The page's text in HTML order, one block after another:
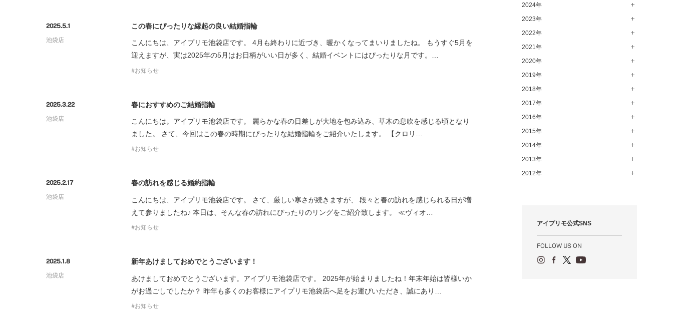
2025.5.1
池袋店
この春にぴったりな縁起の良い結婚指輪
こんにちは、アイプリモ池袋店です。 4月も終わりに近づき、暖かくなってまいりましたね。 もうすぐ5月を
迎えますが、実は2025年の5月はお日柄がいい日が多く、結婚イベントにはぴったりな月です。…
お知らせ
2025.3.22
池袋店
春におすすめのご結婚指輪
こんにちは。アイプリモ池袋店です。 麗らかな春の日差しが大地を包み込み、草木の息吹を感じる頃となり
ました。 さて、今回はこの春の時期にぴったりな結婚指輪をご紹介いたします。 【クロリ…
お知らせ
2025.2.17
池袋店
春の訪れを感じる婚約指輪
こんにちは、アイプリモ池袋店です。 さて、厳しい寒さが続きますが、 段々と春の訪れを感じられる日が増
えて参りましたね♪ 本日は、そんな春の訪れにぴったりのリングをご紹介致します。 ≪ヴィオ…
お知らせ
2025.1.8
池袋店
新年あけましておめでとうございます！
あけましておめでとうございます。アイプリモ池袋店です。 2025年が始まりましたね！年末年始は皆様いか
がお過ごしでしたか？ 昨年も多くのお客様にアイプリモ池袋店へ足をお運びいただき、誠にあり…
お知らせ
7月（64）
6月（58）
5月（62）
4月（55）
3月（64）
2月（50）
1月（58）
12月（65）
11月（56）
10月（67）
9月（50）
8月（67）
7月（68）
6月（59）
5月（59）
4月（57）
3月（63）
2024年
12月（71）
11月（61）
10月（60）
9月（57）
8月（64）
7月（66）
6月（63）
5月（67）
4月（75）
3月（61）
2023年
12月（71）
11月（61）
10月（66）
9月（53）
8月（67）
7月（73）
6月（72）
5月（77）
4月（89）
3月（69）
2022年
12月（72）
11月（77）
10月（74）
9月（75）
8月（80）
7月（68）
6月（83）
5月（71）
4月（79）
3月（78）
2021年
12月（69）
11月（83）
10月（64）
9月（62）
8月（61）
7月（69）
6月（69）
5月（79）
4月（1）
2020年
12月（63）
11月（59）
10月（60）
9月（58）
8月（67）
7月（60）
6月（74）
5月（44）
1月（53）
2019年
12月（64）
11月（70）
10月（71）
9月（68）
8月（92）
7月（102）
6月（6）
2月（71）
1月（66）
2018年
12月（80）
11月（70）
10月（68）
9月（72）
8月（73）
7月（64）
3月（62）
2017年
12月（66）
11月（69）
10月（66）
9月（64）
8月（71）
4月（60）
1月（72）
2016年
12月（78）
11月（91）
10月（74）
9月（79）
5月（85）
2015年
12月（71）
11月（62）
10月（66）
6月（66）
2014年
12月（74）
11月（65）
7月（66）
2013年
12月（18）
8月（18）
6月（14）
2012年
9月（15）
7月（22）
アイプリモ公式SNS
FOLLOW US ON